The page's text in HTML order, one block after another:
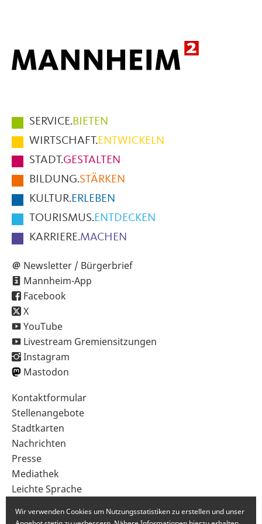
Hauptmenüpunkte
im
Fußbereich
der
Seite
SERVICE.BIETEN
WIRTSCHAFT.ENTWICKELN
STADT.GESTALTEN
BILDUNG.STÄRKEN
KULTUR.ERLEBEN
TOURISMUS.ENTDECKEN
KARRIERE.MACHEN
Newsletter / Bürgerbrief
Mannheim-App
Facebook
X
YouTube
Livestream Gremiensitzungen
Instagram
Mastodon
Sekundärnavigation
im
Fußbereich
Kontaktformular
Stellenangebote
Stadtkarten
Nachrichten
Presse
Mediathek
Leichte Sprache
Wir verwenden Cookies um Nutzungsstatistiken zu erstellen und unser